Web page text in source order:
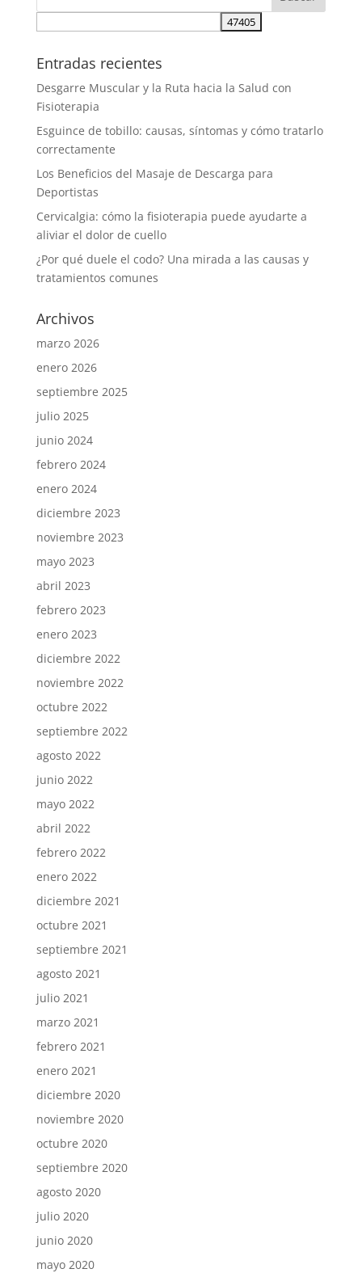
Entradas recientes
Desgarre Muscular y la Ruta hacia la Salud con
Fisioterapia
Esguince de tobillo: causas, síntomas y cómo tratarlo
correctamente
Los Beneficios del Masaje de Descarga para
Deportistas
Cervicalgia: cómo la fisioterapia puede ayudarte a
aliviar el dolor de cuello
¿Por qué duele el codo? Una mirada a las causas y
tratamientos comunes
Archivos
marzo 2026
enero 2026
septiembre 2025
julio 2025
junio 2024
febrero 2024
enero 2024
diciembre 2023
noviembre 2023
mayo 2023
abril 2023
febrero 2023
enero 2023
diciembre 2022
noviembre 2022
octubre 2022
septiembre 2022
agosto 2022
junio 2022
mayo 2022
abril 2022
febrero 2022
enero 2022
diciembre 2021
octubre 2021
septiembre 2021
agosto 2021
julio 2021
marzo 2021
febrero 2021
enero 2021
diciembre 2020
noviembre 2020
octubre 2020
septiembre 2020
agosto 2020
julio 2020
junio 2020
mayo 2020